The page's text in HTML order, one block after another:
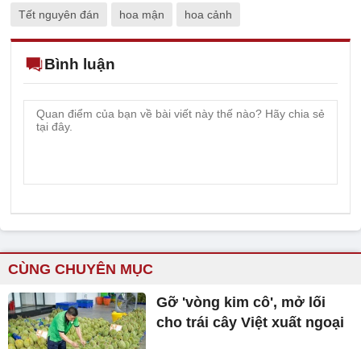
Tết nguyên đán hoa mận hoa cảnh
Bình luận
CÙNG CHUYÊN MỤC
Gỡ 'vòng kim cô', mở lối
cho trái cây Việt xuất ngoại